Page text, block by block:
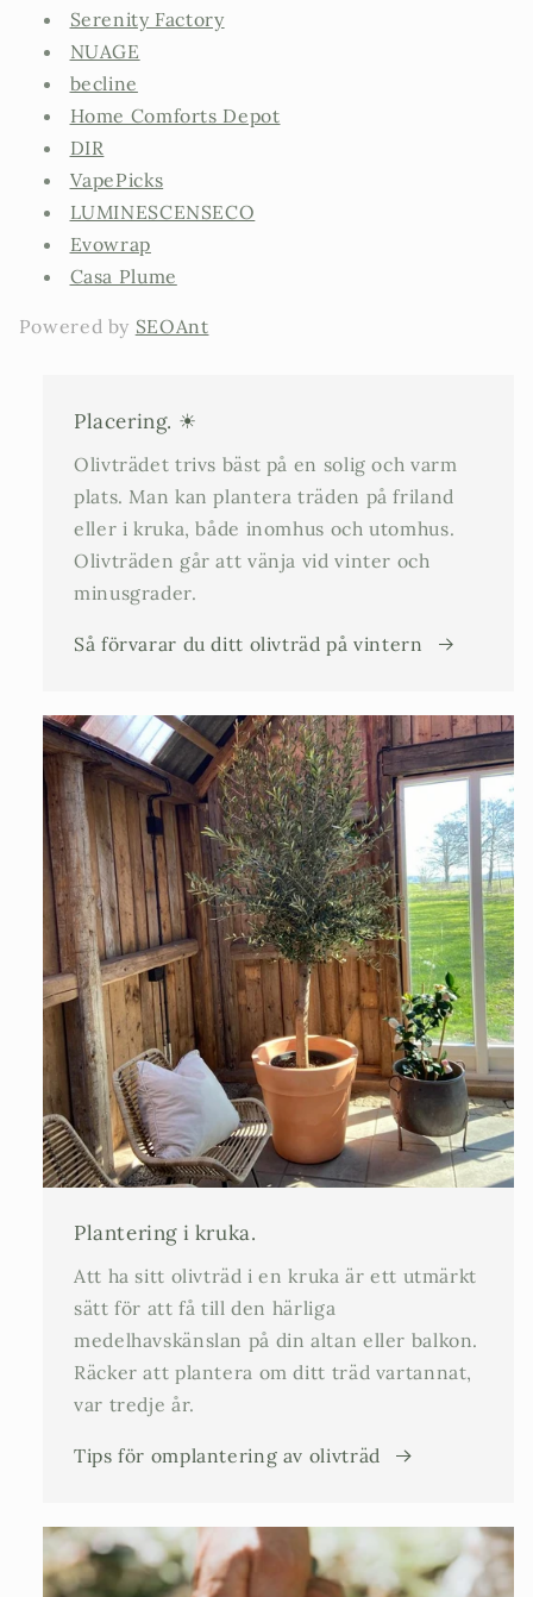
Serenity Factory
NUAGE
becline
Home Comforts Depot
DIR
VapePicks
LUMINESCENSECO
Evowrap
Casa Plume
Powered by SEOAnt
Placering. ☀
Olivträdet trivs bäst på en solig och varm
plats. Man kan plantera träden på friland
eller i kruka, både inomhus och utomhus.
Olivträden går att vänja vid vinter och
minusgrader.
Så förvarar du ditt olivträd på vintern
Plantering i kruka.
Att ha sitt olivträd i en kruka är ett utmärkt
sätt för att få till den härliga
medelhavskänslan på din altan eller balkon.
Räcker att plantera om ditt träd vartannat,
var tredje år.
Tips för omplantering av olivträd